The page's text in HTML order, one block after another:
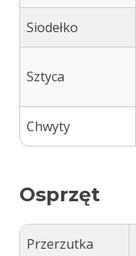
Siodełko
Sztyca
Chwyty
Osprzęt
Przerzutka